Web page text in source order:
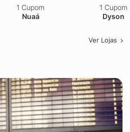
1 Cupom
Nuaá
1 Cupom
Dyson
Ver Lojas